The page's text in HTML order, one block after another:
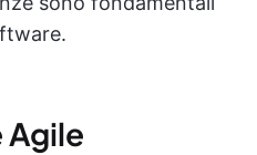
Agile